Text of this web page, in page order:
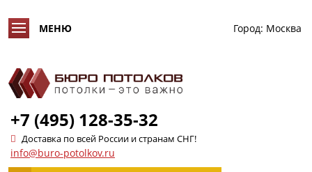
Город: Москва
+7 (495) 128-35-32
Доставка по всей России и странам СНГ!
info@buro-potolkov.ru